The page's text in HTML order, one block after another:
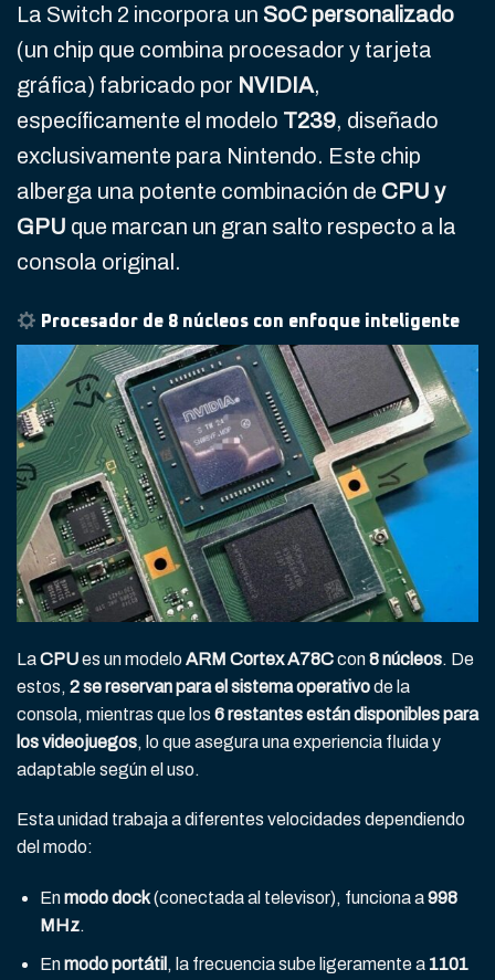
La Switch 2 incorpora un SoC personalizado
(un chip que combina procesador y tarjeta
gráfica) fabricado por NVIDIA,
específicamente el modelo T239, diseñado
exclusivamente para Nintendo. Este chip
alberga una potente combinación de CPU y
GPU que marcan un gran salto respecto a la
consola original.
Procesador de 8 núcleos con enfoque inteligente
LaCPUes un modeloARM Cortex A78Ccon8 núcleos. De
estos, 2 se reservan para el sistema operativode la
consola, mientras que los 6 restantes están disponibles para
los videojuegos, lo que asegura una experiencia fluida y
adaptable según el uso.
Esta unidad trabaja a diferentes velocidades dependiendo
del modo:
Enmodo dock(conectada al televisor), funciona a998
MHz.
Enmodo portátil , la frecuencia sube ligeramente a 1101